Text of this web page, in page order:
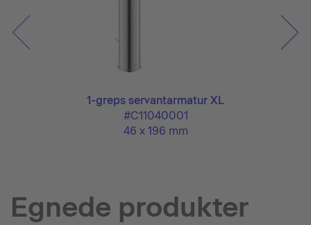
1-greps servantarmatur XL
#C11040001
46 x 196 mm
Egnede produkter